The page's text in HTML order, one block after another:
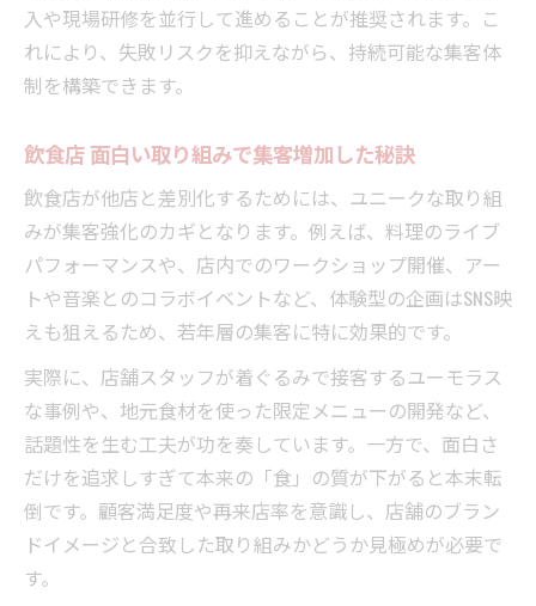
入や現場研修を並行して進めることが推奨されます。こ
れにより、失敗リスクを抑えながら、持続可能な集客体
制を構築できます。
飲食店 面白い取り組みで集客増加した秘訣
飲食店が他店と差別化するためには、ユニークな取り組
みが集客強化のカギとなります。例えば、料理のライブ
パフォーマンスや、店内でのワークショップ開催、アー
トや音楽とのコラボイベントなど、体験型の企画はSNS映
えも狙えるため、若年層の集客に特に効果的です。
実際に、店舗スタッフが着ぐるみで接客するユーモラス
な事例や、地元食材を使った限定メニューの開発など、
話題性を生む工夫が功を奏しています。一方で、面白さ
だけを追求しすぎて本来の「食」の質が下がると本末転
倒です。顧客満足度や再来店率を意識し、店舗のブラン
ドイメージと合致した取り組みかどうか見極めが必要で
す。